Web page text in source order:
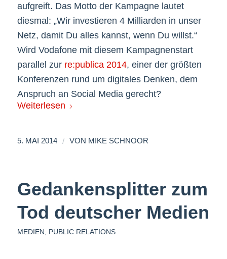
aufgreift. Das Motto der Kampagne lautet
diesmal: „Wir investieren 4 Milliarden in unser
Netz, damit Du alles kannst, wenn Du willst.“
Wird Vodafone mit diesem Kampagnenstart
parallel zur re:publica 2014, einer der größten
Konferenzen rund um digitales Denken, dem
Anspruch an Social Media gerecht?
Weiterlesen
5. MAI 2014 / VON MIKE SCHNOOR
Gedankensplitter zum
Tod deutscher Medien
MEDIEN PUBLIC RELATIONS